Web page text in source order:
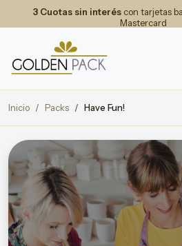
3 Cuotas sin interéscon tarjetas
Mastercard
Inicio Packs Have Fun!